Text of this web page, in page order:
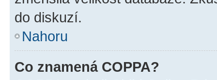
do diskuzí.
Nahoru
Co znamená COPPA?